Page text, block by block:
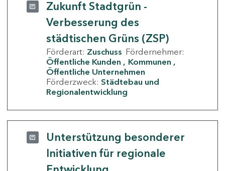
Zukunft Stadtgrün -
Verbesserung des
städtischen Grüns (ZSP)
Förderart: Zuschuss Fördernehmer:
Öffentliche Kunden
Kommunen
Öffentliche Unternehmen
Förderzweck: Städtebau und
Regionalentwicklung
Unterstützung besonderer
Initiativen für regionale